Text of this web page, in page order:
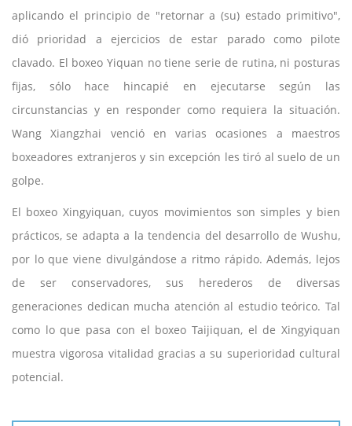
aplicando el principio de "retornar a (su) estado primitivo",
dió prioridad a ejercicios de estar parado como pilote
clavado. El boxeo Yiquan no tiene serie de rutina, ni posturas
fijas, sólo hace hincapié en ejecutarse según las
circunstancias y en responder como requiera la situación.
Wang Xiangzhai venció en varias ocasiones a maestros
boxeadores extranjeros y sin excepción les tiró al suelo de un
golpe.
El boxeo Xingyiquan, cuyos movimientos son simples y bien
prácticos, se adapta a la tendencia del desarrollo de Wushu,
por lo que viene divulgándose a ritmo rápido. Además, lejos
de ser conservadores, sus herederos de diversas
generaciones dedican mucha atención al estudio teórico. Tal
como lo que pasa con el boxeo Taijiquan, el de Xingyiquan
muestra vigorosa vitalidad gracias a su superioridad cultural
potencial.